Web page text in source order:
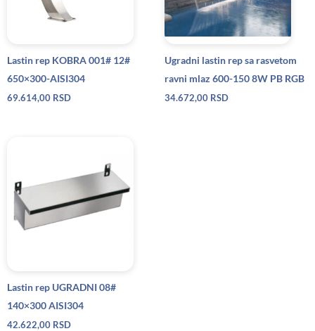
Lastin rep KOBRA 001# 12#
650×300-AISI304
69.614,00 RSD
Ugradni lastin rep sa rasvetom
ravni mlaz 600-150 8W PB RGB
34.672,00 RSD
Lastin rep UGRADNI 08#
140×300 AISI304
42.622,00 RSD